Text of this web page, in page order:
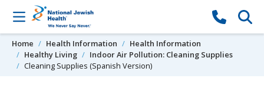
Skip to content
Home Health Information
Health Information
Healthy Living
Indoor Air Pollution: Cleaning Supplies
Cleaning Supplies (Spanish Version)